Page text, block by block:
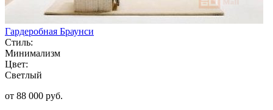
Гардеробная Браунси
Стиль:
Минимализм
Цвет:
Светлый
от 88 000 руб.